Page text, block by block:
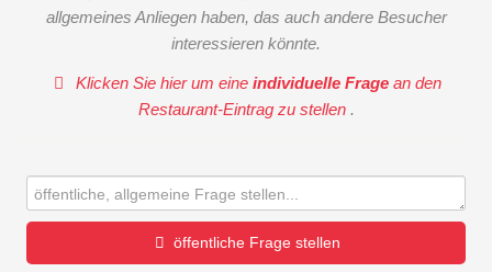
allgemeines Anliegen haben, das auch andere Besucher
interessieren könnte.
Klicken Sie hier um eineindividuelle Frage an den
Restaurant-Eintrag zu stellen .
öffentliche Frage stellen